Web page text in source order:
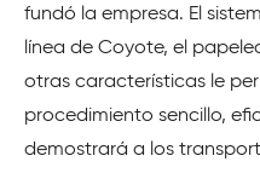
fundó la empresa. El
línea de Coyote, el
otras características le
procedimiento sencillo,
demostrará a los